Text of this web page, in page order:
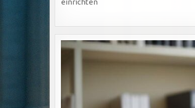
einrichten